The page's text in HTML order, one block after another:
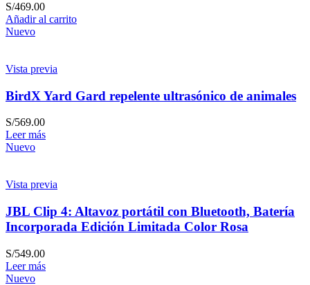
S/469.00
Añadir al carrito
Nuevo
Vista previa
BirdX Yard Gard repelente ultrasónico de animales
S/569.00
Leer más
Nuevo
Vista previa
JBL Clip 4: Altavoz portátil con Bluetooth, Batería
Incorporada Edición Limitada Color Rosa
S/549.00
Leer más
Nuevo